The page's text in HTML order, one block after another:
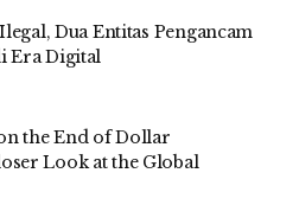
Dua Entitas Pengancam
Era Digital
the End of Dollar
Look at the Global